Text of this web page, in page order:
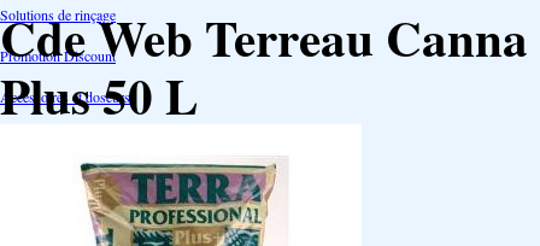
Solutions de rinçage
Promotion Discount
Accessoires et doseurs
Correcteurs PH
Extraction/Intraction
Cde Web Terreau
Plus 50 L